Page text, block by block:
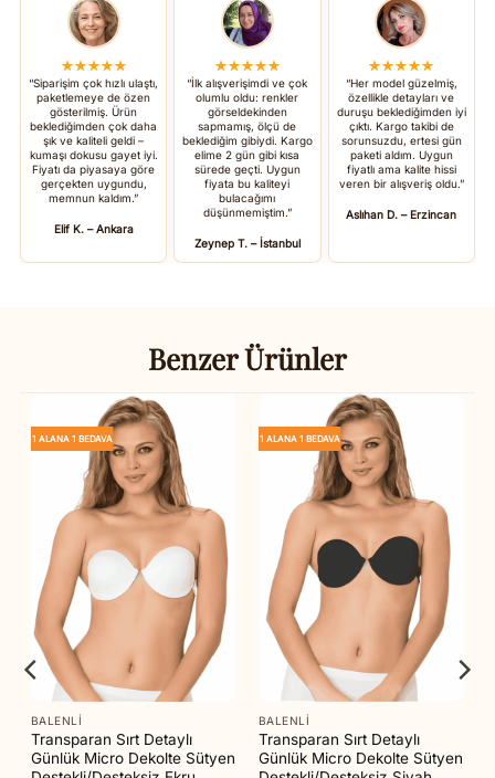
★★★★★
“Siparişim çok hızlı ulaştı,
paketlemeye de özen
gösterilmiş. Ürün
beklediğimden çok daha
şık ve kaliteli geldi –
kumaşı dokusu gayet iyi.
Fiyatı da piyasaya göre
gerçekten uygundu,
memnun kaldım.”
Elif K. – Ankara
★★★★★
“İlk alışverişimdi ve çok
olumlu oldu: renkler
görseldekinden
sapmamış, ölçü de
beklediğim gibiydi. Kargo
elime 2 gün gibi kısa
sürede geçti. Uygun
fiyata bu kaliteyi
bulacağımı
düşünmemiştim.”
Zeynep T. – İstanbul
★★★★★
“Her model güzelmiş,
özellikle detayları ve
duruşu beklediğimden iyi
çıktı. Kargo takibi de
sorunsuzdu, ertesi gün
paketi aldım. Uygun
fiyatlı ama kalite hissi
veren bir alışveriş oldu.”
Aslıhan D. – Erzincan
Benzer Ürünler
1 ALANA 1 BEDAVA
BALENLI
Transparan Sırt Detaylı
Günlük Micro Dekolte Sütyen
1 ALANA 1 BEDAVA
BALENLI
Transparan Sırt Detaylı
Günlük Micro Dekolte Sütyen